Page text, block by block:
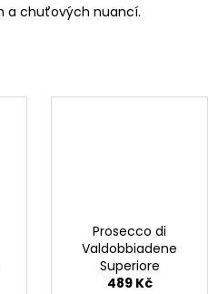
a chuťových nuancí.
Prosecco di
Valdobbiadene
Superiore
ELEVANTUM DOCG.
489 Kč